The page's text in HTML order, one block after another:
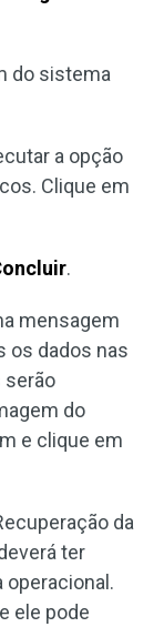
do sistema
a opção
Clique em
.
mensagem
os dados nas
serão
do
e clique em
da
ter
ele pode